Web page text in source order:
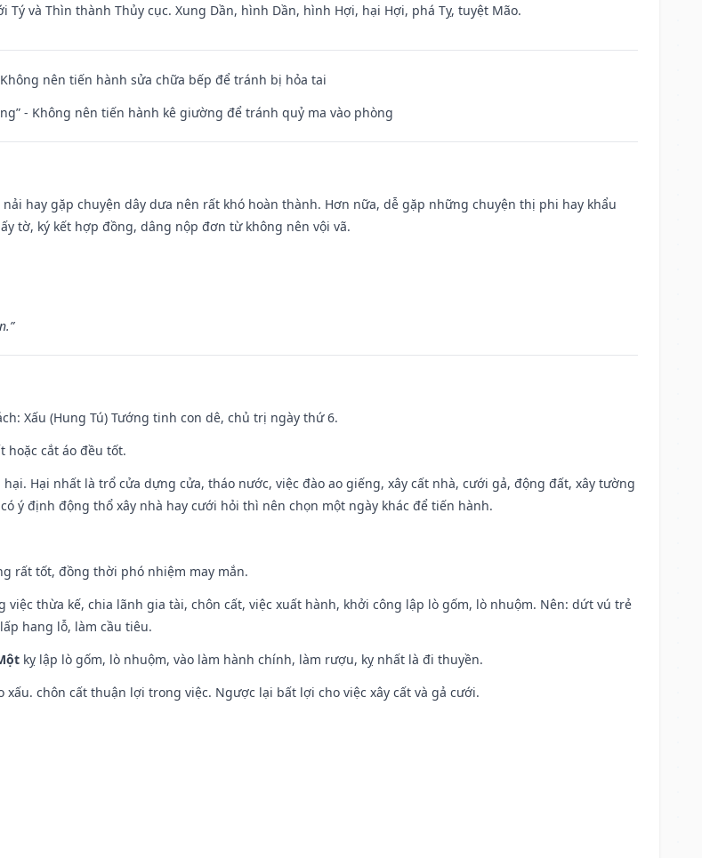
Tý và Thìn thành Thủy cục. Xung Dần, hình Dần, hình Hợi, hại Hợi, phá Tỵ, tuyệt Mão.
nên tiến hành sửa chữa bếp để tránh bị hỏa tai
- Không nên tiến hành kê giường để tránh quỷ ma vào phòng
hay gặp chuyện dây dưa nên rất khó hoàn thành. Hơn nữa, dễ gặp những chuyện thị phi hay khẩu
tờ, ký kết hợp đồng, dâng nộp đơn từ không nên vội vã.
Xấu (Hung Tú) Tướng tinh con dê, chủ trị ngày thứ 6.
hoặc cắt áo đều tốt.
Hại nhất là trổ cửa dựng cửa, tháo nước, việc đào ao giếng, xây cất nhà, cưới gả, động đất, xây tường
ý định động thổ xây nhà hay cưới hỏi thì nên chọn một ngày khác để tiến hành.
rất tốt, đồng thời phó nhiệm may mắn.
việc thừa kế, chia lãnh gia tài, chôn cất, việc xuất hành, khởi công lập lò gốm, lò nhuộm. Nên: dứt vú trẻ
hang lỗ, làm cầu tiêu.
kỵ lập lò gốm, lò nhuộm, vào làm hành chính, làm rượu, kỵ nhất là đi thuyền.
xấu. chôn cất thuận lợi trong việc. Ngược lại bất lợi cho việc xây cất và gả cưới.